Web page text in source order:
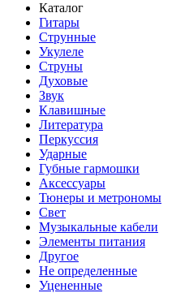
Каталог
Гитары
Струнные
Укулеле
Струны
Духовые
Звук
Клавишные
Литература
Перкуссия
Ударные
Губные гармошки
Аксессуары
Тюнеры и метрономы
Свет
Музыкальные кабели
Элементы питания
Другое
Не определенные
Уцененные